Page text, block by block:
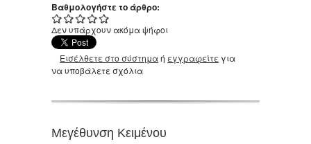
Βαθμολογήστε το άρθρο:
Δεν υπάρχουν ακόμα ψήφοι
Εισέλθετε στο σύστημαή εγγραφείτε για
να υποβάλετε σχόλια
Μεγέθυνση Κειμένου